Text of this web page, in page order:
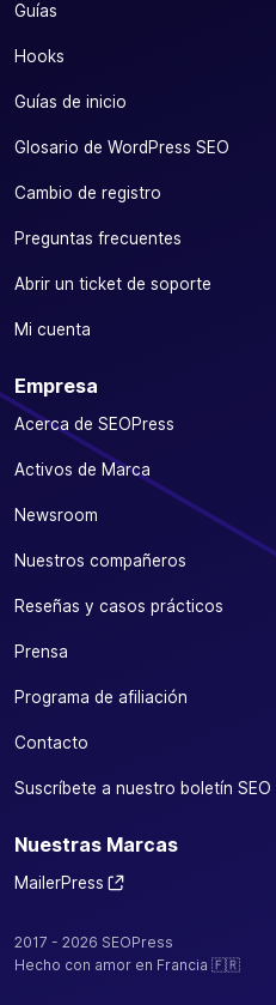
Guías
Hooks
Guías de inicio
Glosario de WordPress SEO
Cambio de registro
Preguntas frecuentes
Abrir un ticket de soporte
Mi cuenta
Empresa
Acerca de SEOPress
Activos de Marca
Newsroom
Nuestros compañeros
Reseñas y casos prácticos
Prensa
Programa de afiliación
Contacto
Suscríbete a nuestro boletín SEO
Nuestras Marcas
MailerPress
2017 - 2026 SEOPress
Hecho con amor en Francia 🇫🇷